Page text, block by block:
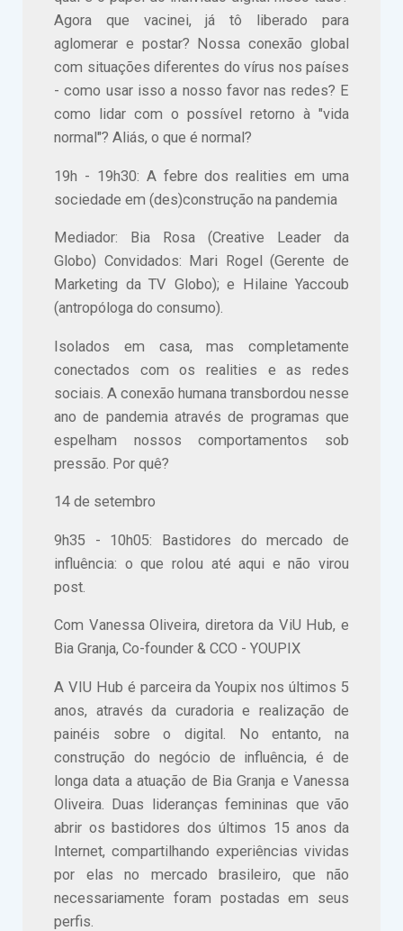
Agora que vacinei, já tô liberado para
aglomerar e postar? Nossa conexão global
com situações diferentes do vírus nos países
- como usar isso a nosso favor nas redes? E
como lidar com o possível retorno à "vida
normal"? Aliás, o que é normal?
19h - 19h30: A febre dos realities em uma
sociedade em (des)construção na pandemia
Mediador: Bia Rosa (Creative Leader da
Globo) Convidados: Mari Rogel (Gerente de
Marketing da TV Globo); e Hilaine Yaccoub
(antropóloga do consumo).
Isolados em casa, mas completamente
conectados com os realities e as redes
sociais. A conexão humana transbordou nesse
ano de pandemia através de programas que
espelham nossos comportamentos sob
pressão. Por quê?
14 de setembro
9h35 - 10h05: Bastidores do mercado de
influência: o que rolou até aqui e não virou
post.
Com Vanessa Oliveira, diretora da ViU Hub, e
Bia Granja, Co-founder & CCO - YOUPIX
A VIU Hub é parceira da Youpix nos últimos 5
anos, através da curadoria e realização de
painéis sobre o digital. No entanto, na
construção do negócio de influência, é de
longa data a atuação de Bia Granja e Vanessa
Oliveira. Duas lideranças femininas que vão
abrir os bastidores dos últimos 15 anos da
Internet, compartilhando experiências vividas
por elas no mercado brasileiro, que não
necessariamente foram postadas em seus
perfis.